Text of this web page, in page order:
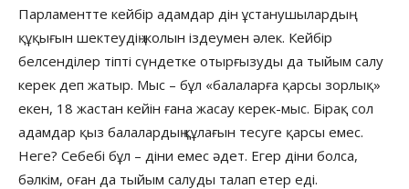
Парламентте кейбір адамдар дін ұстанушылардың
құқығын шектеудің жолын іздеумен әлек. Кейбір
белсенділер тіпті сүндетке отырғызуды да тыйым салу
керек деп жатыр. Мыс – бұл «балаларға қарсы зорлық»
екен, 18 жастан кейін ғана жасау керек-мыс. Бірақ сол
адамдар қыз балалардың құлағын тесуге қарсы емес.
Неге? Себебі бұл – діни емес әдет. Егер діни болса,
бәлкім, оған да тыйым салуды талап етер еді.